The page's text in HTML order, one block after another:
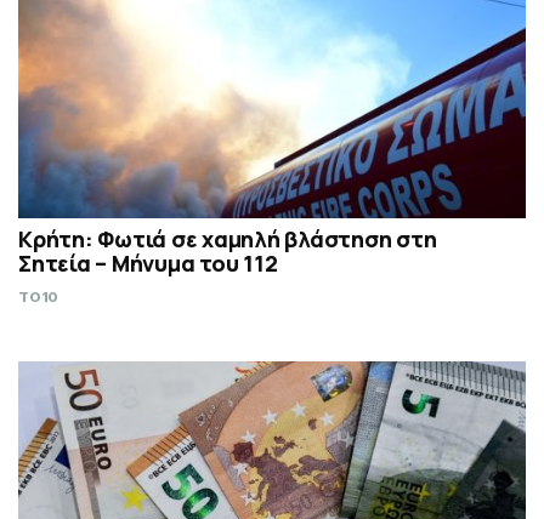
Κρήτη: Φωτιά σε χαμηλή βλάστηση στη
Σητεία – Μήνυμα του 112
TO10